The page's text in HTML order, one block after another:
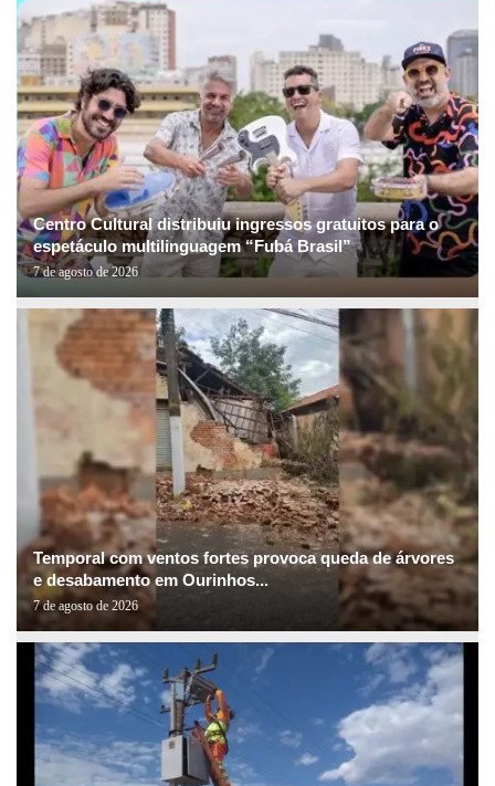
Centro Cultural distribuiu ingressos gratuitos para o
espetáculo multilinguagem “Fubá Brasil”
7 de agosto de 2026
Temporal com ventos fortes provoca queda de árvores
e desabamento em Ourinhos...
7 de agosto de 2026